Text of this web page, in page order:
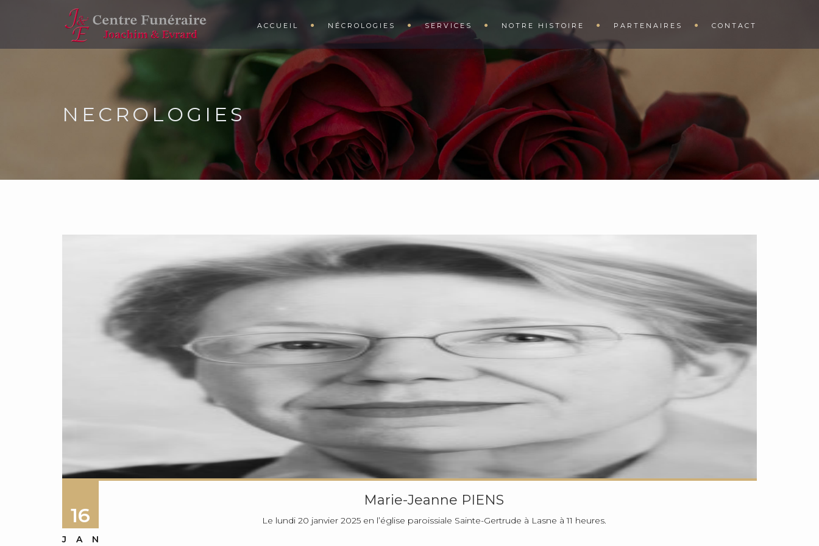
ACCUEIL NÉCROLOGIES SERVICES NOTRE HISTOIRE PARTENAIRES CONTACT
NECROLOGIES
16
JAN
Marie-Jeanne PIENS
Le lundi 20 janvier 2025 en l’église paroissiale Sainte-Gertrude à Lasne à 11 heures.